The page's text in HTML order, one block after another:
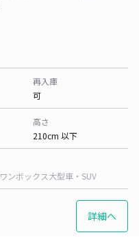
再入庫
可
高さ
210cm 以下
ワンボックス大型車・SUV
詳細へ